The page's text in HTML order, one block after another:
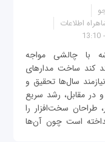
اطلاعات
با چالشی مواجه
کند ساخت مدارهای
سال‌ها تحقیق و
در مقابل، رشد سریع
طراحان سخت‌افزار را
است چون آن‌ها